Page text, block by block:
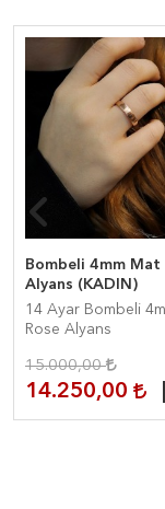
Bombeli 4mm Mat
Alyans (KADIN)
14 Ayar Bombeli
Rose Alyans
15.000,00
14.250,00